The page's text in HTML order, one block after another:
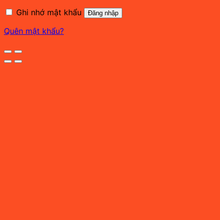
Ghi nhớ mật khẩu
Đăng nhập
Quên mật khẩu?